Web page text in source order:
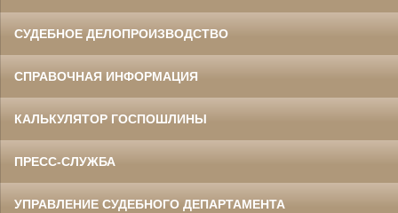
СУДЕБНОЕ ДЕЛОПРОИЗВОДСТВО
СПРАВОЧНАЯ ИНФОРМАЦИЯ
КАЛЬКУЛЯТОР ГОСПОШЛИНЫ
ПРЕСС-СЛУЖБА
УПРАВЛЕНИЕ СУДЕБНОГО ДЕПАРТАМЕНТА